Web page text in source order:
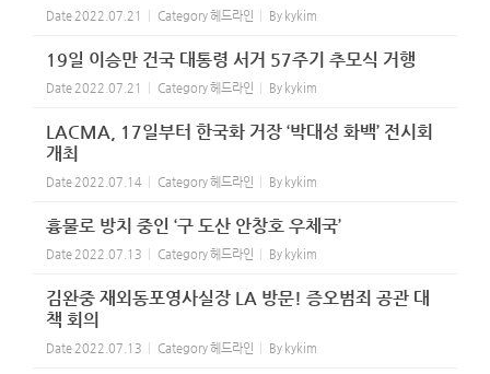
Date 2022.07.21 Category헤드라인 By kykim
19일 이승만 건국 대통령 서거 57주기 추모식 거행
Date 2022.07.21 Category헤드라인 By kykim
LACMA, 17일부터 한국화 거장 ‘박대성 화백’ 전시회
개최
Date 2022.07.14 Category헤드라인 By kykim
흉물로 방치 중인 ‘구 도산 안창호 우체국’
Date 2022.07.13 Category헤드라인 By kykim
김완중 재외동포영사실장 LA 방문! 증오범죄 공관 대
책 회의
Date 2022.07.13 Category헤드라인 By kykim